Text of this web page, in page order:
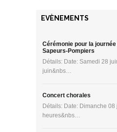
EVÈNEMENTS
Cérémonie pour la
Sapeurs-Pompiers
Détails: Date: Samedi 28
juin&nbs…
Concert chorales
Détails: Date: Dimanche
heures&nbs…